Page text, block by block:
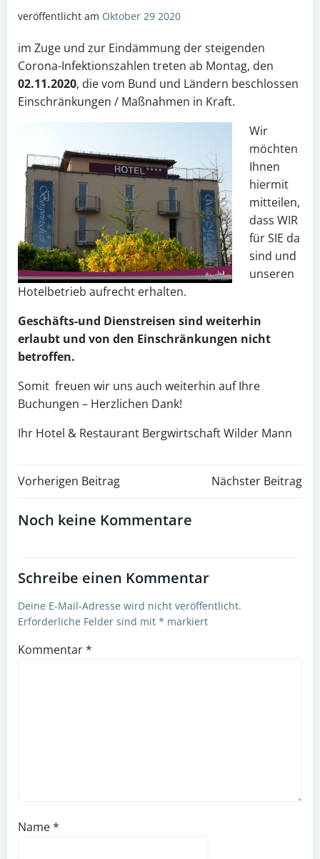
veröffentlicht am Oktober 29 2020
im Zuge und zur Eindämmung der steigenden
Corona-Infektionszahlen treten ab Montag, den
02.11.2020, die vom Bund und Ländern beschlossen
Einschränkungen / Maßnahmen in Kraft.
Wir
möchten
Ihnen
hiermit
mitteilen,
dass WIR
für SIE da
sind und
unseren
Hotelbetrieb aufrecht erhalten.
Geschäfts-und Dienstreisen sind weiterhin
erlaubt und von den Einschränkungen nicht
betroffen.
Somit freuen wir uns auch weiterhin auf Ihre
Buchungen – Herzlichen Dank!
Ihr Hotel & Restaurant Bergwirtschaft Wilder Mann
Post
navigation
Vorherigen Beitrag
Post
navigation
Nächster Beitrag
Noch keine Kommentare
Schreibe einen Kommentar
Deine E-Mail-Adresse wird nicht veröffentlicht.
Erforderliche Felder sind mit * markiert
Kommentar*
Name*